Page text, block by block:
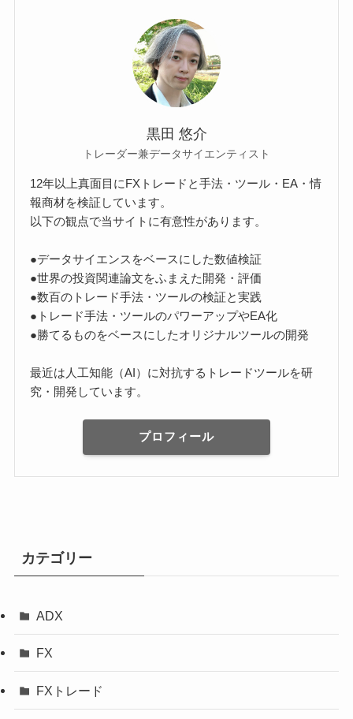
黒田 悠介
トレーダー兼データサイエンティスト
12年以上真面目にFXトレードと手法・ツール・EA・情
報商材を検証しています。
以下の観点で当サイトに有意性があります。
●データサイエンスをベースにした数値検証
●世界の投資関連論文をふまえた開発・評価
●数百のトレード手法・ツールの検証と実践
●トレード手法・ツールのパワーアップやEA化
●勝てるものをベースにしたオリジナルツールの開発
最近は人工知能（AI）に対抗するトレードツールを研
究・開発しています。
プロフィール
カテゴリー
ADX
FX
FXトレード